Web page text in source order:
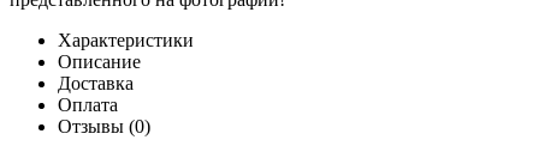
Характеристики
Описание
Доставка
Оплата
Отзывы (0)